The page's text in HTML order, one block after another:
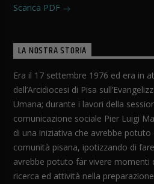
Scarica PDF
LA NOSTRA STORIA
Era il 17 settembre 1976 ed era in
dell’Arcidiocesi di Pisa
Umana; durante i lavori della
comunicazione sociale Pier Luigi
di una iniziativa che avrebbe
comunità pisana, ipotizzando di
avrebbe potuto far vivere momenti
ricerca ed attività nella